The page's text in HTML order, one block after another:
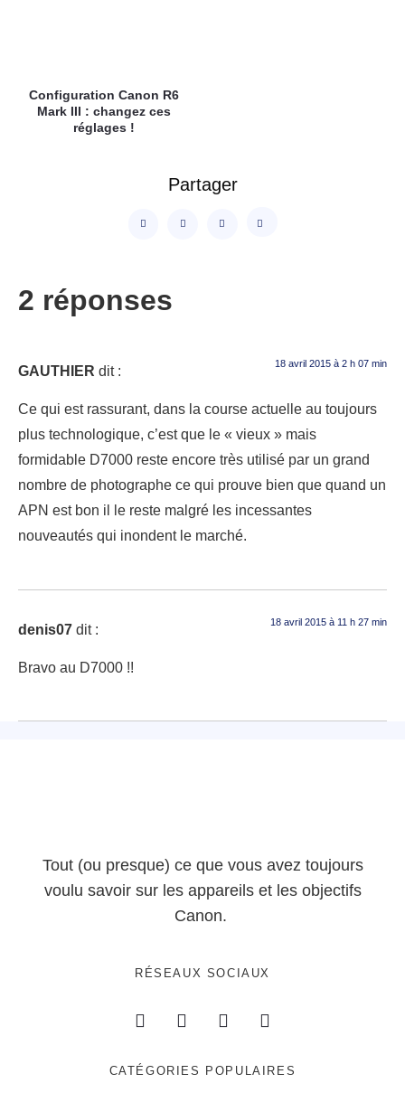
Configuration Canon R6
Mark III : changez ces
réglages !
Partager
2 réponses
GAUTHIER dit : 18 avril 2015 à 2 h 07 min
Ce qui est rassurant, dans la course actuelle au toujours
plus technologique, c’est que le « vieux » mais
formidable D7000 reste encore très utilisé par un grand
nombre de photographe ce qui prouve bien que quand un
APN est bon il le reste malgré les incessantes
nouveautés qui inondent le marché.
denis07 dit : 18 avril 2015 à 11 h 27 min
Bravo au D7000 !!
Tout (ou presque) ce que vous avez toujours
voulu savoir sur les appareils et les objectifs
Canon.
RÉSEAUX SOCIAUX
CATÉGORIES POPULAIRES